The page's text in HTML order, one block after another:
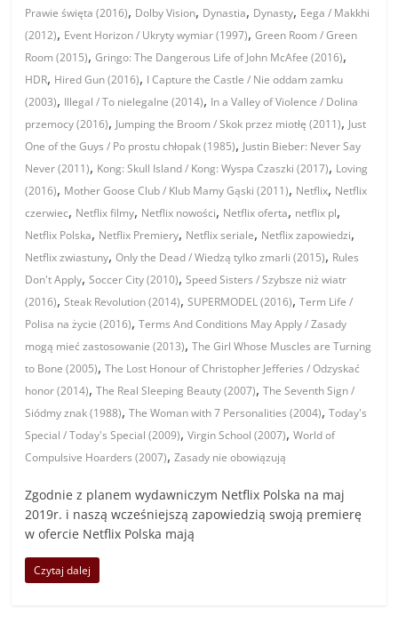
Prawie święta (2016), Dolby Vision, Dynastia, Dynasty, Eega / Makkhi
(2012), Event Horizon / Ukryty wymiar (1997),Green Room / Green
Room (2015),Gringo: The Dangerous Life of John McAfee (2016),
HDR, Hired Gun (2016), I Capture the Castle / Nie oddam zamku
(2003), Illegal / To nielegalne (2014), In a Valley of Violence / Dolina
przemocy (2016), Jumping the Broom / Skok przez miotłę (2011), Just
One of the Guys / Po prostu chłopak (1985), Justin Bieber: Never Say
Never (2011), Kong: Skull Island / Kong: Wyspa Czaszki (2017), Loving
(2016), Mother Goose Club / Klub Mamy Gąski (2011), Netflix, Netflix
czerwiec, Netflix filmy, Netflix nowości, Netflix oferta, netflix pl,
Netflix Polska, Netflix Premiery, Netflix seriale, Netflix zapowiedzi,
Netflix zwiastuny,Only the Dead / Wiedzą tylko zmarli (2015), Rules
Don't Apply,Soccer City (2010),Speed Sisters / Szybsze niż wiatr
(2016),Steak Revolution (2014),SUPERMODEL (2016),Term Life /
Polisa na życie (2016),Terms And Conditions May Apply / Zasady
mogą mieć zastosowanie (2013),The Girl Whose Muscles are Turning
to Bone (2005),The Lost Honour of Christopher Jefferies / Odzyskać
honor (2014),The Real Sleeping Beauty (2007),The Seventh Sign /
Siódmy znak (1988),The Woman with 7 Personalities (2004),Today's
Special / Today's Special (2009),Virgin School (2007),World of
Compulsive Hoarders (2007),Zasady nie obowiązują
Zgodnie z planem wydawniczym Netflix Polska na maj
2019r. i naszą wcześniejszą zapowiedzią swoją premierę
w ofercie Netflix Polska mają
Czytaj dalej